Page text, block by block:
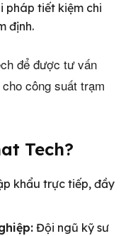
pháp tiết kiệm chi
định.
để được tư vấn
công suất trạm
Tech?
khẩu trực tiếp, đầy
Đội ngũ kỹ sư